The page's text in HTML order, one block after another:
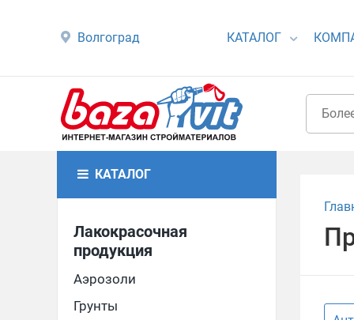
Волгоград КАТАЛОГ
КАТАЛОГ
Лакокрасочная
продукция
Аэрозоли
Грунты